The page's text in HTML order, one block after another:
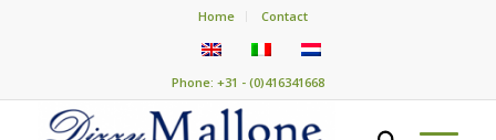
Home Contact
Phone: +31 - (0)416341668